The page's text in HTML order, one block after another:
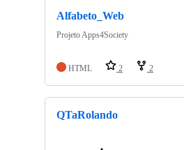
Alfabeto_Web
Projeto Apps4Society
HTML 2 2
QTaRolando